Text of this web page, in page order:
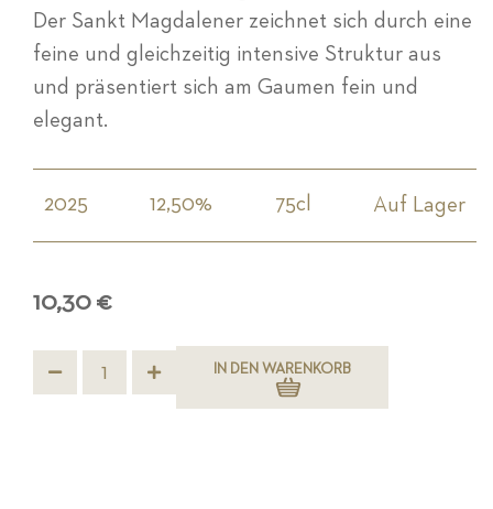
Der Sankt Magdalener zeichnet sich durch eine
feine und gleichzeitig intensive Struktur aus
und präsentiert sich am Gaumen fein und
elegant.
2025 12,50% 75cl Auf Lager
10,30 €
IN DEN WARENKORB